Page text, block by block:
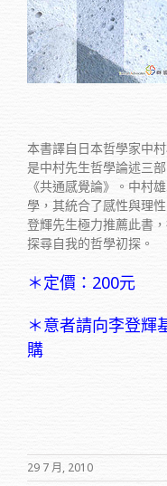
本書譯自日本哲學家中
是中村先生哲學論述三
《共通感覺論》。中村
學，其統合了感性與理
登輝先生極力推薦此書
探尋自我的哲學初探。
＊定價：200元
＊意者請向李登輝
購
29 7 月, 2010